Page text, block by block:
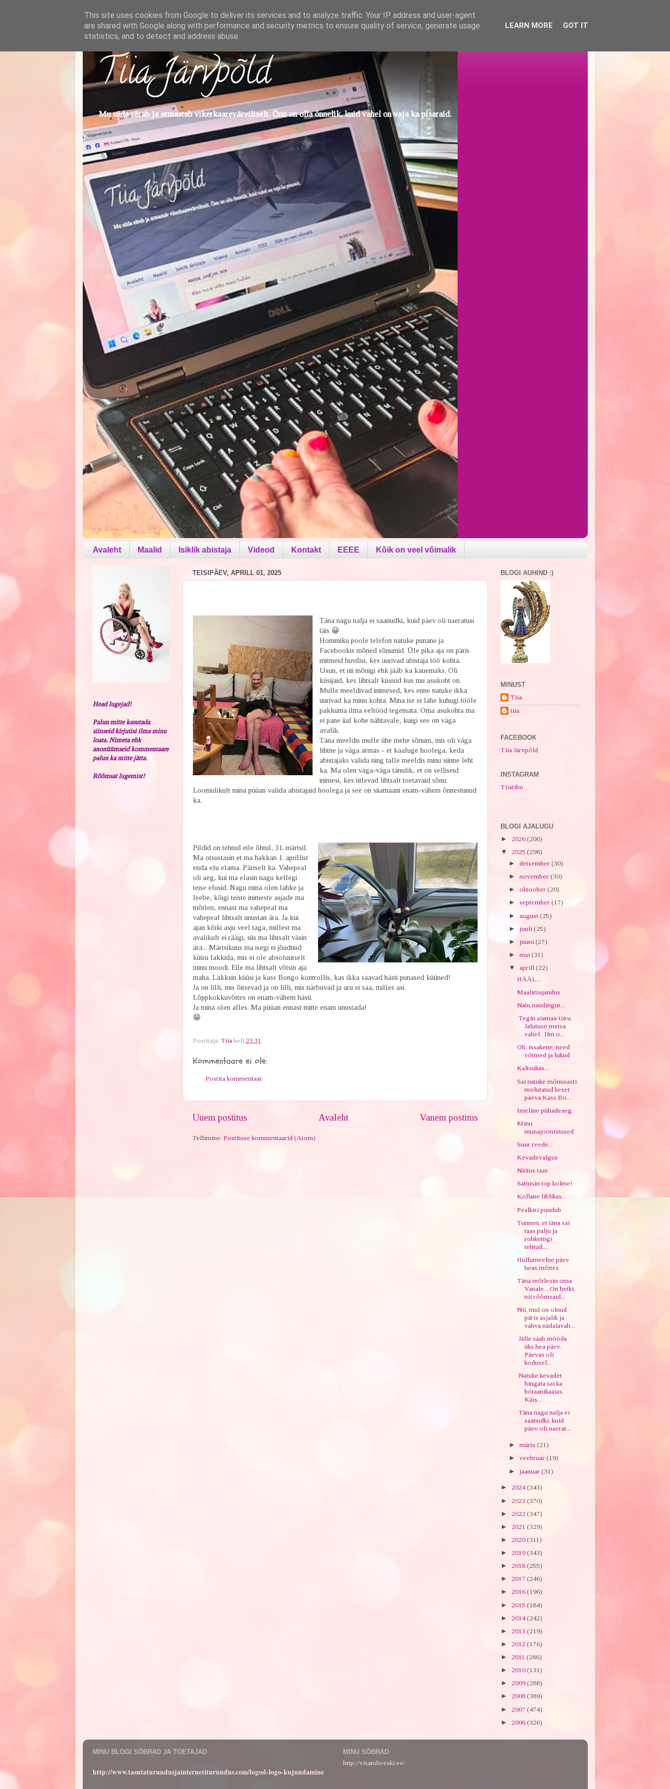
Tiia Järvpõld
Mu süda särab ja armastab vikerkaarevärviliselt. Õnn on olla õnnelik, kuid vahel on vaja ka pisaraid.
Avaleht Maalid Isiklik abistaja Videod Kontakt EEEE Kõik on veel võimalik
TEISIPÄEV, APRILL 01, 2025
Täna nagu nalja ei saanudki, kuid päev oli naeratusi
täis 😀
Hommiku poole telefon natuke punane ja
Facebookis mõned sõnumid. Üle pika aja on päris
mitmeid huvilisi, kes uurivad abistaja töö kohta.
Usun, et nii mõnigi ehk jääb ka kauemaks. Oli
küsijaid, kes lihtsalt küsisid kus mu asukoht on.
Mulle meeldivad inimesed, kes enne natuke ikka
uurivad ka minu kohta. Mina ise ei lähe kuhugi tööle
pakkuma ilma eeltööd tegemata. Oma asukohta ma
ei pane iial kohe nähtavale, kuigi see on väga
avalik.
Täna meeldis mulle ühe mehe sõnum, mis oli väga
lihtne ja väga armas - et kaaluge hoolega, keda
abistajaks valida ning talle meeldis minu siinne leht
ka. Ma olen väga-väga tänulik, et on selliseid
inimesi, kes ütlevad lihtsalt toetavaid sõnu.
Loomulikult mina püüan valida abistajaid hoolega ja see on siiamaani enam-vähem õnnestunud
ka.
Pildid on tehtud eile õhtul, 31. märtsil.
Ma otsustasin et ma hakkan 1. aprillist
enda elu elama. Päriselt ka. Vahepeal
oli aeg, kui ma elasin nagu kellegi
teise elusid. Nagu mina olen lahke ja
leebe, kõigi teiste inimeste asjade ma
mõtlen, ennast ma vahepeal ma
vahepeal lihtsalt unustan ära. Ja kui
ajan kõiki asju veel taga, millest ma
avalikult ei räägi, siis ma lihtsalt väsin
ära... Märtsikuus ma isegi ei jõudnud
küüsi lakkida, mis ei ole absoluutselt
minu moodi. Eile ma lihtsalt võtsin aja
maha. Lakksin küüsi ja kass Bongo kontrollis, kas ikka saavad hästi punased küüned!
Ja on lilli, mis õitsevad ja on lilli, mis närbuvad ja aru ei saa, milles asi.
Lõppkokkuvõttes on enam-vähem hästi.
Ja mina olen alles. Ma püüan ennast mitte enam unustada!
😁
Postitaja: Tiia kell 23:31
Kommentaare ei ole:
Postita kommentaar
Uuem postitus Vanem postitus
Avaleht
Tellimine: Postituse kommentaarid (Atom)
Head lugejad!
Palun mitte kasutada
siinseid kirjutisi ilma minu
loata. Nimeta ehk
anonüümseid kommentaare
palun ka mitte jätta.
Rõõmsat lugemist!
BLOGI AUHIND :)
MINUST
Tiia
tiia
FACEBOOK
Tiia Järvpõld
INSTAGRAM
Tiiatibu
BLOGI AJALUGU
► 2026 (206)
▼ 2025 (298)
► detsember (30)
► november (30)
► oktoober (20)
► september (17)
► august (25)
► juuli (25)
► juuni (27)
► mai (31)
▼ aprill (22)
HÄÄL...
Maalimajandus
Natu naudingut...
Tegin aiamaa-tiiru.
Jalutuse metsa
vahel. Ilm o...
Oh, issakene, need
võtmed ja lukud
Kaltsukas...
Sai natuke mõnusasti
molutatud keset
päeva.Kass Bo...
Imeline pühadeaeg
Minu
munajoonistused
Suur reede...
Kevadevalgus
Näitus taas
Sattusin top kolme!
Kollane liblikas...
Pealkiri puudub
Tunnen, et täna sai
taas palju ja
rohkemgi
tehtud....
Hullumeelne päev
heas mõttes
Täna mõtlesin oma
Vanale... On hetki,
nii rõõmsaid...
Nii, mul on olnud
päris asjalik ja
vahva nädalavah...
Jälle saab mööda
üks hea päev.
Päevas oli
kodusel...
Natuke kevadet
hingata sai ka
bótaanikaaias.
Käis...
Täna nagu nalja ei
saanudki, kuid
päev oli naerat...
► märts (21)
► veebruar (19)
► jaanuar (31)
► 2024(343)
► 2023 (370)
► 2022 (347)
► 2021 (329)
► 2020 (311)
► 2019 (343)
► 2018 (255)
► 2017 (246)
► 2016 (196)
► 2015 (184)
► 2014(242)
► 2013 (219)
► 2012 (176)
► 2011 (286)
► 2010 (131)
► 2009 (288)
► 2008 (389)
► 2007 (474)
► 2006 (326)
MINU BLOGI SÕBRAD JA TOETAJAD
http://www.tasutaturundusjainternetiturundus.com/logod-logo-kujundamine
MINU SÕBRAD
http://visandiveski.ee/
This site uses cookies from Google to deliver its services and to analyze traffic. Your IP address and user-agent
are shared with Google along with performance and security metrics to ensure quality of service, generate usage
statistics, and to detect and address abuse.
LEARN MORE GOT IT